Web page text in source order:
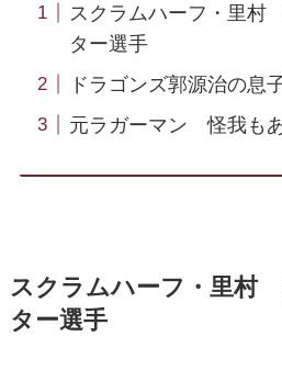
スクラムハーフ・里村
ター選手
ドラゴンズ郭源治の息
元ラガーマン 怪我も
スクラムハーフ・里村
ター選手